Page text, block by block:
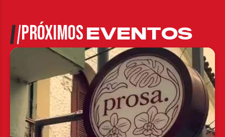
PRÓXIMOSEVENTOS